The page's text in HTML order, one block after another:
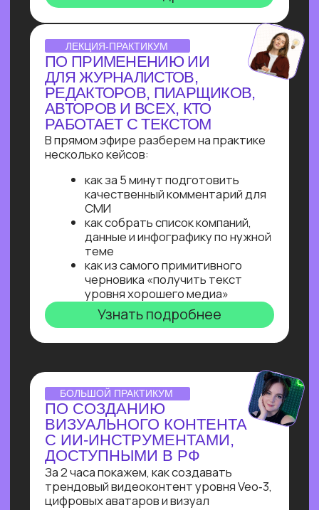
ОNLINE-ПРАКТИКУМ
ПО ЧАТ-БОТАМ
Узнай, как с нуля начать зарабатывать
на чат-ботах и уже через пару месяцев
и выйти на 100 т.р. за проект, создавая
востребованные решения для бизнеса
Узнайте, как освоить классическое
программирование и востребованные
методы разработкив 2−4 раза быстрее
с помощью нейросетей и no-соde
инструментов!
— Узнайте, как с нуля начать
зарабатывать на чат-ботах и уже через
пару месяцев и выйти на 100 т.р.
за проект, создавая востребованные
решения для бизнеса
ОNLINE-ПРАКТИКУМ
КАК СОБРАТЬ
ИНТЕРНЕТ МАГАЗИН
В БОТЕ ЗА 40 МИН.
С ПОМОЩЬЮ ИИ
В прямом эфире технический директор
Зерокодер за 40 минут соберет ИИ-
бота для заказов цветов без кода и
расскажет, сколько за это платят!
Промпт-инжиниринг
Чат-боты
Вайб-кодинг